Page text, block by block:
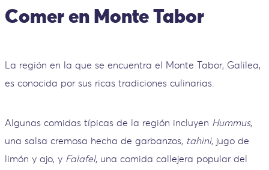
Comer en Monte Tabor
La región en la que se encuentra el Monte Tabor, Galilea,
es conocida por sus ricas tradiciones culinarias.
Algunas comidas típicas de la región incluyen Hummus,
una salsa cremosa hecha de garbanzos, tahini, jugo de
limón y ajo, y Falafel, una comida callejera popular del